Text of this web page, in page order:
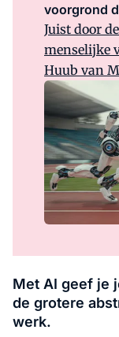
voorgrond
Juist door
menselijke
Huub van
Met AI geef je
de grotere
werk.